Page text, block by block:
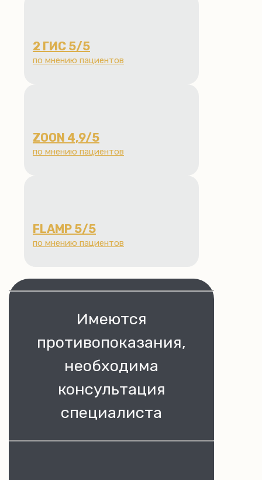
2 ГИС 5/5
по мнению пациентов
ZOON 4,9/5
по мнению пациентов
FLAMP 5/5
по мнению пациентов
Имеются
противопоказания,
необходима
консультация
специалиста